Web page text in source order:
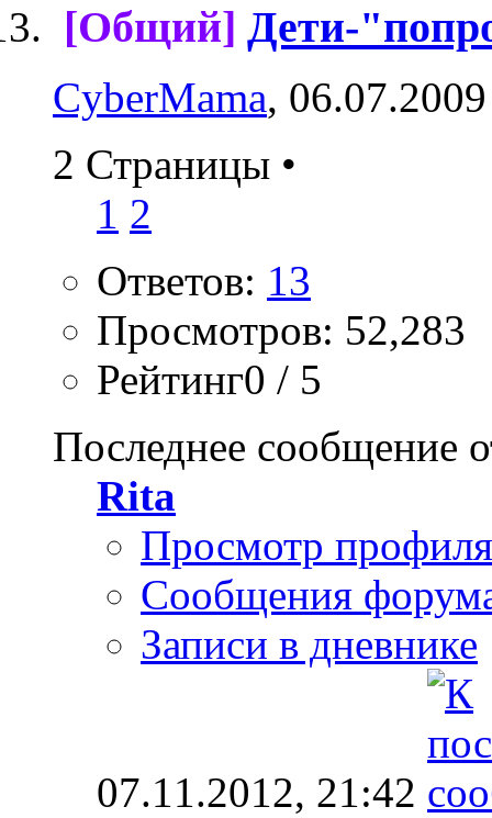
[Общий] Дети-
CyberMama,
2 Страницы •
1 2
Ответов: 13
Просмотров: 52,283
Рейтинг0 / 5
Последнее сообщение
Rita
Просмотр профиля
Сообщения
Записи в дневнике
07.11.2012, 21:42